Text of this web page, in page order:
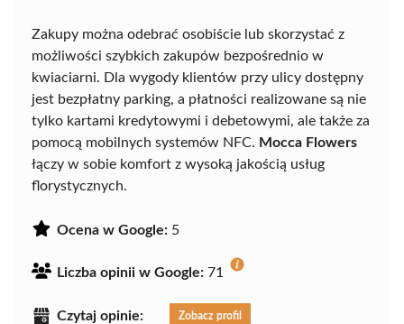
Zakupy można odebrać osobiście lub skorzystać z
możliwości szybkich zakupów bezpośrednio w
kwiaciarni. Dla wygody klientów przy ulicy dostępny
jest bezpłatny parking, a płatności realizowane są nie
tylko kartami kredytowymi i debetowymi, ale także za
pomocą mobilnych systemów NFC. Mocca Flowers
łączy w sobie komfort z wysoką jakością usług
florystycznych.
Ocena w Google: 5
Liczba opinii w Google: 71
Czytaj opinie: Zobacz profil